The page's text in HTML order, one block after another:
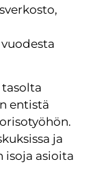
entistä
ja
isoja asioita